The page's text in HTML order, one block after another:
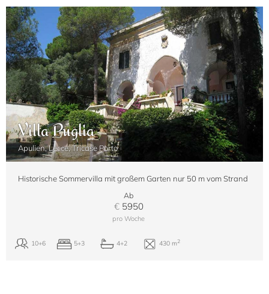
Villa Puglia
Apulien, Lecce, Tricase Porto
Historische Sommervilla mit großem Garten nur 50 m vom Strand
Ab
€5950
pro Woche